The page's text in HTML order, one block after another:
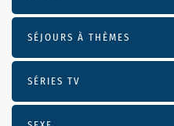
SÉJOURS À THÈMES
SÉRIES TV